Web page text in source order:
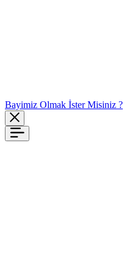
Bayimiz Olmak İster Misiniz ?